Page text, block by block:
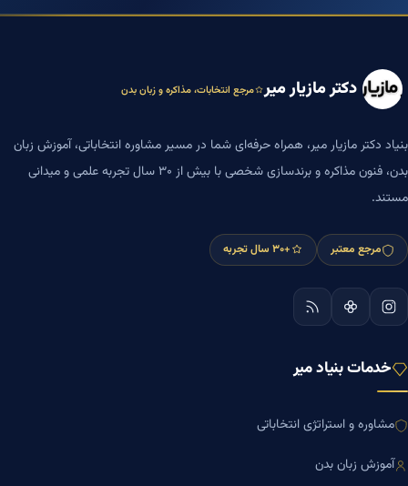
دکتر مازیار میر مرجع انتخابات، مذاکره و زبان بدن
بنیاد دکتر مازیار میر، همراه حرفه‌ای شما در مسیر مشاوره انتخاباتی، آموزش زبان
بدن، فنون مذاکره و برندسازی شخصی با بیش از ۳۰ سال تجربه علمی و میدانی
مستند.
مرجع معتبر +۳۰ سال تجربه
خدمات بنیاد میر
مشاوره و استراتژی انتخاباتی
آموزش زبان بدن